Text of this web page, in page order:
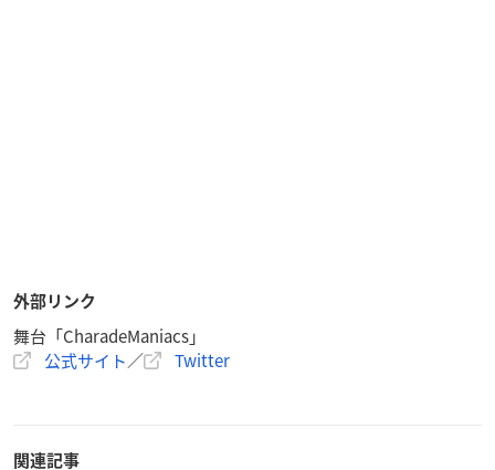
外部リンク
舞台「CharadeManiacs」
公式サイト／ Twitter
関連記事